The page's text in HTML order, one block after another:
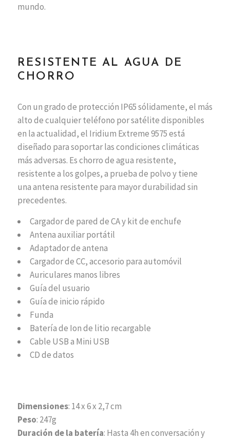
mundo.
RESISTENTE AL AGUA DE
CHORRO
Con un grado de protección IP65 sólidamente, el más
alto de cualquier teléfono por satélite disponibles
en la actualidad, el Iridium Extreme 9575 está
diseñado para soportar las condiciones climáticas
más adversas. Es chorro de agua resistente,
resistente a los golpes, a prueba de polvo y tiene
una antena resistente para mayor durabilidad sin
precedentes.
Cargador de pared de CA y kit de enchufe
Antena auxiliar portátil
Adaptador de antena
Cargador de CC, accesorio para automóvil
Auriculares manos libres
Guía del usuario
Guía de inicio rápido
Funda
Batería de Ion de litio recargable
Cable USB a Mini USB
CD de datos
Dimensiones: 14 x 6 x 2,7 cm
Peso: 247g
Duración de la batería: Hasta 4h en conversación y